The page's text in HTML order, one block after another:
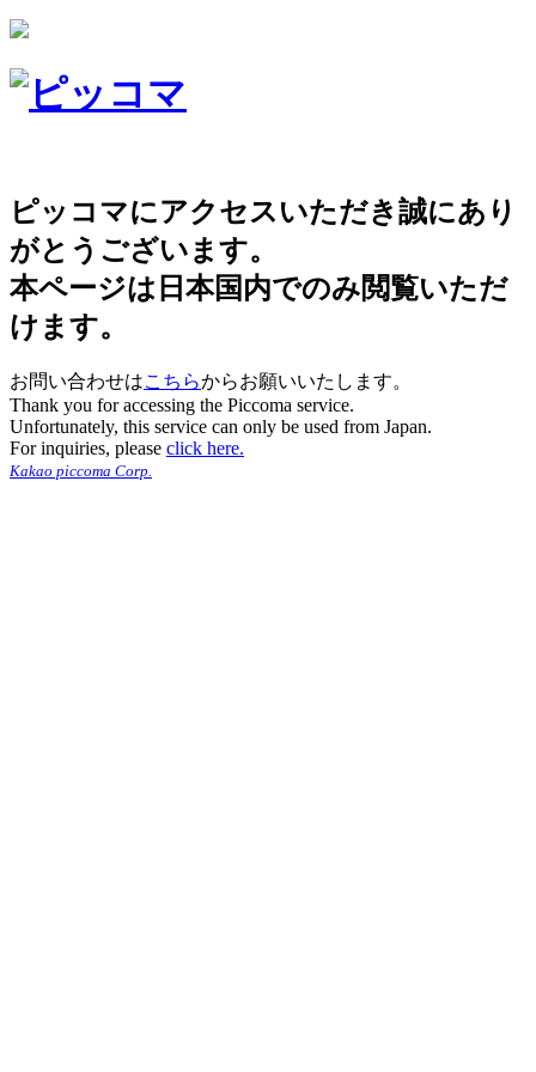
ピッコマにアクセスいただき誠にあり
がとうございます。
本ページは日本国内でのみ閲覧いただ
けます。
お問い合わせはこちらからお願いいたします。
Thank you for accessing the Piccoma service.
Unfortunately, this service can only be used from Japan.
For inquiries, please click here.
Kakao piccoma Corp.